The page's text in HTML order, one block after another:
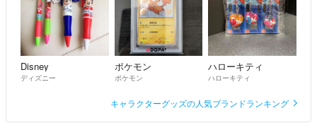
Disney
ディズニー
ポケモン
ポケモン
ハローキティ
ハローキティ
キャラクターグッズの人気ブランドランキング